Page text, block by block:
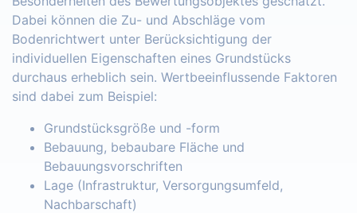
Dabei können die Zu- und Abschläge vom
Bodenrichtwert unter Berücksichtigung der
individuellen Eigenschaften eines Grundstücks
durchaus erheblich sein. Wertbeeinflussende Faktoren
sind dabei zum Beispiel:
Grundstücksgröße und -form
Bebauung, bebaubare Fläche und
Bebauungsvorschriften
Lage (Infrastruktur, Versorgungsumfeld,
Nachbarschaft)